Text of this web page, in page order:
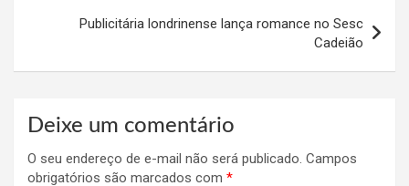
Publicitária londrinense lança romance no Sesc
Cadeião
Deixe um comentário
O seu endereço de e-mail não será publicado. Campos
obrigatórios são marcados com *